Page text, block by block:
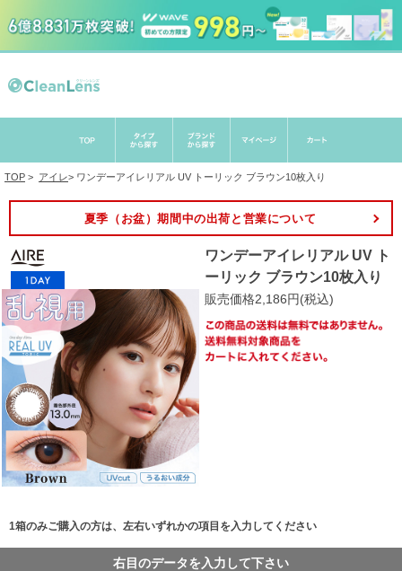
TOP > アイレ> ワンデーアイレリアル UV トーリック ブラウン10枚入り
夏季（お盆）期間中の出荷と営業について
ワンデーアイレリアル UV ト
ーリック ブラウン10枚入り
販売価格2,186円(税込)
1箱のみご購入の方は、左右いずれかの項目を入力してください
右目のデータを入力して下さい